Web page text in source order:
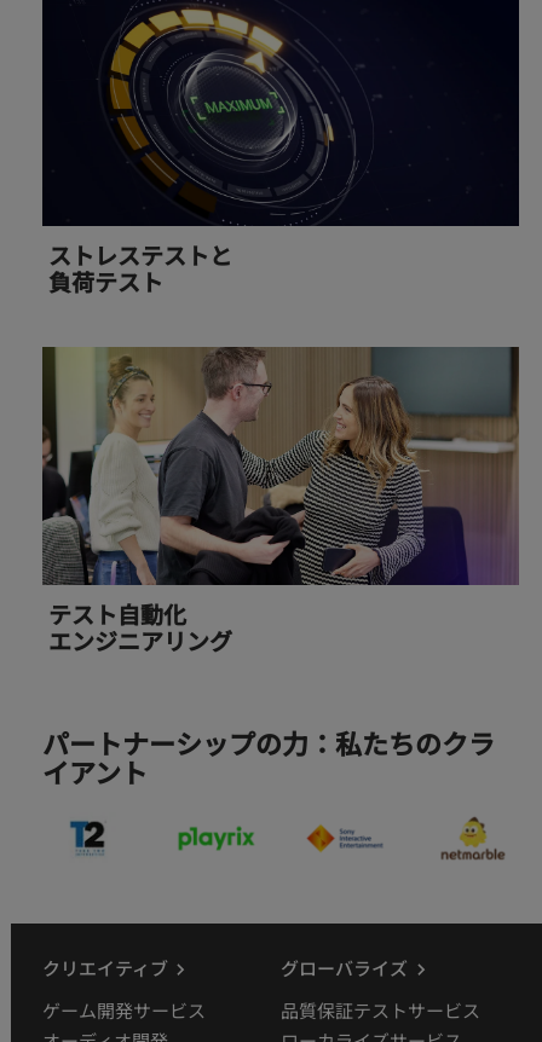
ストレステストと
負荷テスト
テスト自動化
エンジニアリング
パートナーシップの力：私たちのクラ
イアント
クリエイティブ
ゲーム開発サービス
グローバライズ
品質保証テストサービス